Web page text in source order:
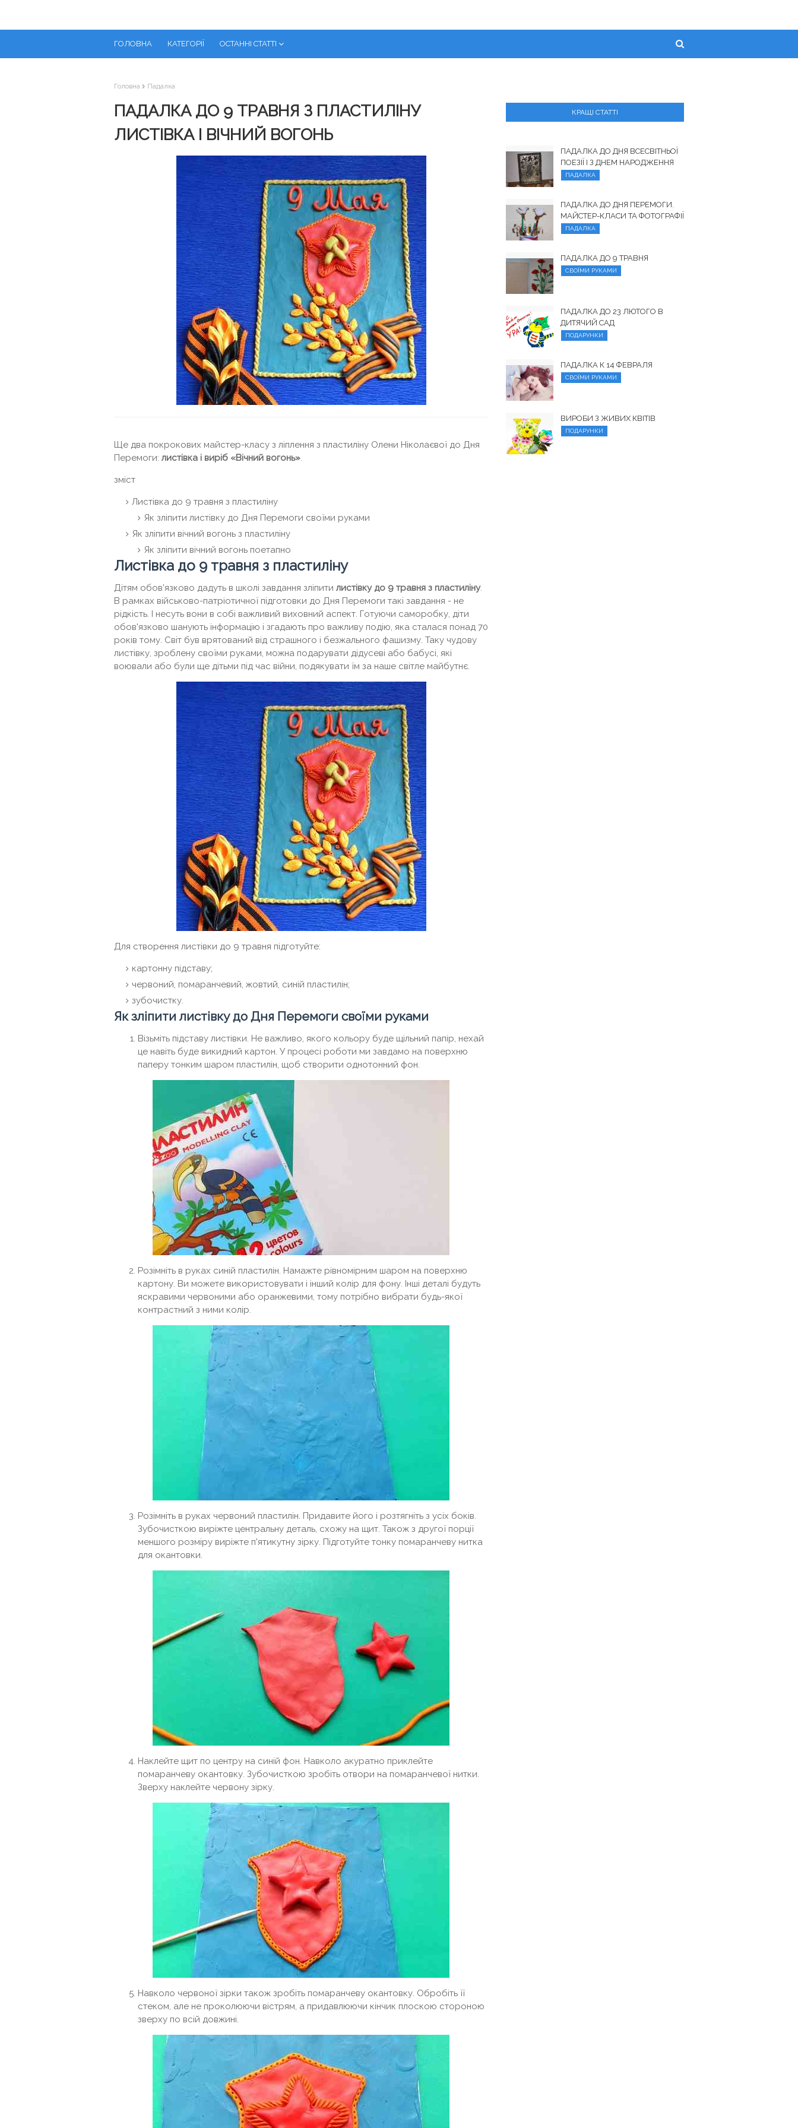
ГОЛОВНА КАТЕГОРІЇ ОСТАННІ СТАТТІ
Головна Падалка
ПАДАЛКА ДО 9 ТРАВНЯ З ПЛАСТИЛІНУ
ЛИСТІВКА І ВІЧНИЙ ВОГОНЬ
Ще два покрокових майстер-класу з ліплення з пластиліну Олени Ніколаєвої до Дня
Перемоги: листівка і виріб «Вічний вогонь».
зміст
Листівка до 9 травня з пластиліну
Як зліпити листівку до Дня Перемоги своїми руками
Як зліпити вічний вогонь з пластиліну
Як зліпити вічний вогонь поетапно
Листівка до 9 травня з пластиліну
Дітям обов'язково дадуть в школі завдання зліпити листівку до 9 травня з пластиліну.
В рамках військово-патріотичної підготовки до Дня Перемоги такі завдання - не
рідкість. І несуть вони в собі важливий виховний аспект. Готуючи саморобку, діти
обов'язково шанують інформацію і згадають про важливу подію, яка сталася понад 70
років тому. Світ був врятований від страшного і безжального фашизму. Таку чудову
листівку, зроблену своїми руками, можна подарувати дідусеві або бабусі, які
воювали або були ще дітьми під час війни, подякувати їм за наше світле майбутнє.
Для створення листівки до 9 травня підготуйте:
картонну підставу;
червоний, помаранчевий, жовтий, синій пластилін;
зубочистку.
Як зліпити листівку до Дня Перемоги своїми руками
Візьміть підставу листівки. Не важливо, якого кольору буде щільний папір, нехай
це навіть буде викидний картон. У процесі роботи ми завдамо на поверхню
паперу тонким шаром пластилін, щоб створити однотонний фон.
Розімніть в руках синій пластилін. Намажте рівномірним шаром на поверхню
картону. Ви можете використовувати і інший колір для фону. Інші деталі будуть
яскравими червоними або оранжевими, тому потрібно вибрати будь-якої
контрастний з ними колір.
Розімніть в руках червоний пластилін. Придавите його і розтягніть з усіх боків.
Зубочисткою виріжте центральну деталь, схожу на щит. Також з другої порції
меншого розміру виріжте п'ятикутну зірку. Підготуйте тонку помаранчеву нитка
для окантовки.
Наклейте щит по центру на синій фон. Навколо акуратно приклейте
помаранчеву окантовку. Зубочисткою зробіть отвори на помаранчевої нитки.
Зверху наклейте червону зірку.
Навколо червоної зірки також зробіть помаранчеву окантовку. Обробіть її
стеком, але не проколюючи вістрям, а придавлюючи кінчик плоскою стороною
зверху по всій довжині.
КРАЩІ СТАТТІ
ПАДАЛКА ДО ДНЯ ВСЕСВІТНЬОЇ
ПОЕЗІЇ І З ДНЕМ ​​НАРОДЖЕННЯ
ПАДАЛКА
ПАДАЛКА ДО ДНЯ ПЕРЕМОГИ.
МАЙСТЕР-КЛАСИ ТА ФОТОГРАФІЇ
ПАДАЛКА
ПАДАЛКА ДО 9 ТРАВНЯ
СВОЇМИ РУКАМИ
ПАДАЛКА ДО 23 ЛЮТОГО В
ДИТЯЧИЙ САД
ПОДАРУНКИ
ПАДАЛКА К 14 ФЕВРАЛЯ
СВОЇМИ РУКАМИ
ВИРОБИ З ЖИВИХ КВІТІВ
ПОДАРУНКИ